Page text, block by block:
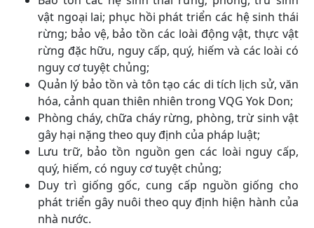
vật ngoại lai; phục hồi phát triển các hệ sinh thái
rừng; bảo vệ, bảo tồn các loài động vật, thực vật
rừng đặc hữu, nguy cấp, quý, hiếm và các loài có
nguy cơ tuyệt chủng;
Quản lý bảo tồn và tôn tạo các di tích lịch sử, văn
hóa, cảnh quan thiên nhiên trong VQG Yok Don;
Phòng cháy, chữa cháy rừng, phòng, trừ sinh vật
gây hại nặng theo quy định của pháp luật;
Lưu trữ, bảo tồn nguồn gen các loài nguy cấp,
quý, hiếm, có nguy cơ tuyệt chủng;
Duy trì giống gốc, cung cấp nguồn giống cho
phát triển gây nuôi theo quy định hiện hành của
nhà nước.